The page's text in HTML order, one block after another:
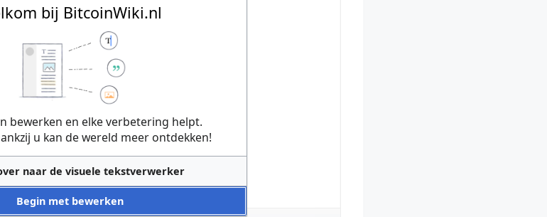
bij BitcoinWiki.nl
bewerken en elke verbetering helpt.
u kan de wereld meer ontdekken!
naar de visuele tekstverwerker
Begin met bewerken